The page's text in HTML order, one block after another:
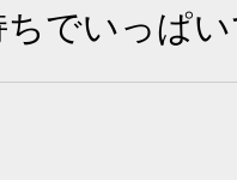
でいっぱ